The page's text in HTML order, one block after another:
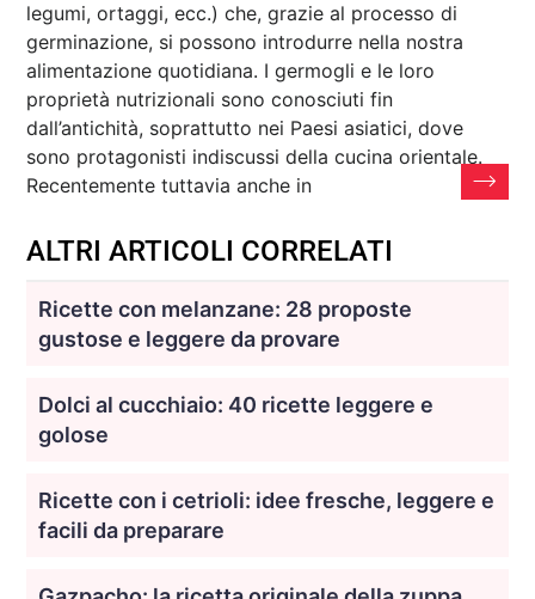
legumi, ortaggi, ecc.) che, grazie al processo di
germinazione, si possono introdurre nella nostra
alimentazione quotidiana. I germogli e le loro
proprietà nutrizionali sono conosciuti fin
dall’antichità, soprattutto nei Paesi asiatici, dove
sono protagonisti indiscussi della cucina orientale.
Recentemente tuttavia anche in
ALTRI ARTICOLI CORRELATI
Ricette con melanzane: 28 proposte
gustose e leggere da provare
Dolci al cucchiaio: 40 ricette leggere e
golose
Ricette con i cetrioli: idee fresche, leggere e
facili da preparare